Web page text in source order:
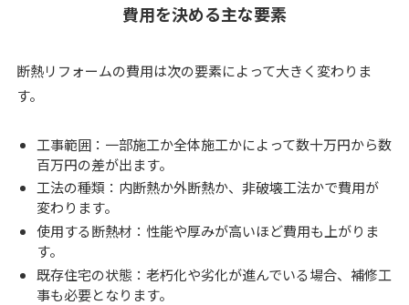
費用を決める主な要素
断熱リフォームの費用は次の要素によって大きく変わりま
す。
工事範囲：一部施工か全体施工かによって数十万円から数
百万円の差が出ます。
工法の種類：内断熱か外断熱か、非破壊工法かで費用が
変わります。
使用する断熱材：性能や厚みが高いほど費用も上がりま
す。
既存住宅の状態：老朽化や劣化が進んでいる場合、補修工
事も必要となります。